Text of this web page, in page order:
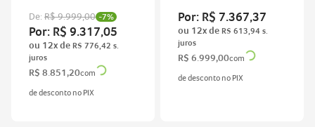
De: R$9.999,00 -7%
Por: R$ 9.317,05
ou 12x de R$ 776,42
R$ 8 851,20com
de desconto no PIX
Por: R$ 7.367,37
ou 12x de R$ 613,94
R$ 6 999,00com
de desconto no PIX